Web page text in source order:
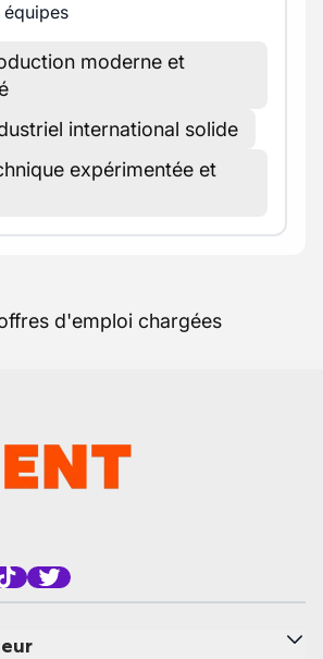
équipes
moderne et
international solide
expérimentée et
d'emploi chargées